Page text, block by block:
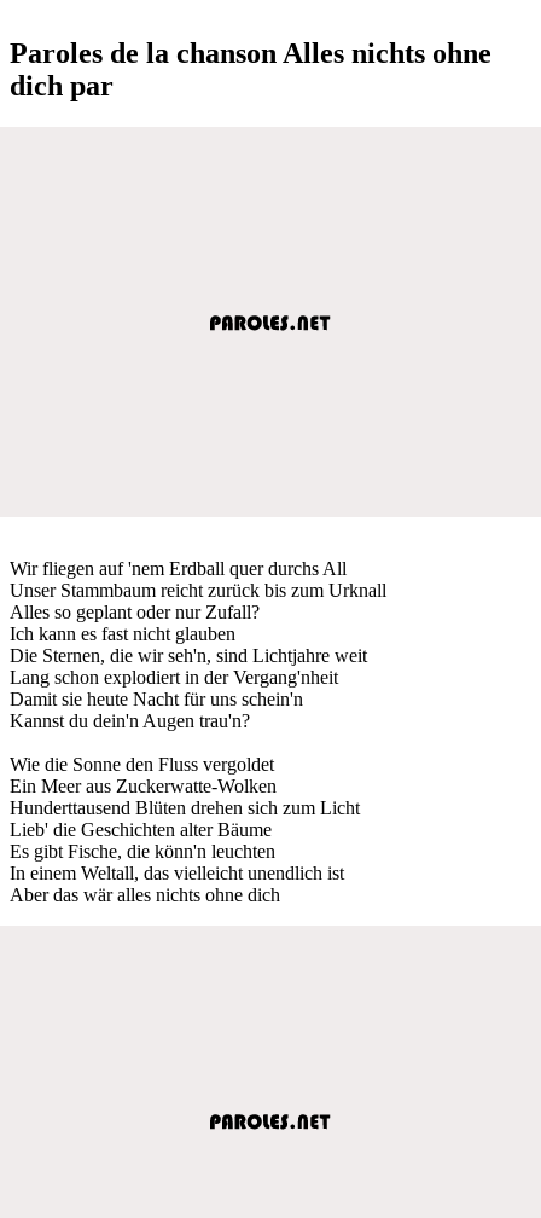
Paroles de la chanson Alles nichts ohne
dich par
Wir fliegen auf 'nem Erdball quer durchs All
Unser Stammbaum reicht zurück bis zum Urknall
Alles so geplant oder nur Zufall?
Ich kann es fast nicht glauben
Die Sternen, die wir seh'n, sind Lichtjahre weit
Lang schon explodiert in der Vergang'nheit
Damit sie heute Nacht für uns schein'n
Kannst du dein'n Augen trau'n?
Wie die Sonne den Fluss vergoldet
Ein Meer aus Zuckerwatte-Wolken
Hunderttausend Blüten drehen sich zum Licht
Lieb' die Geschichten alter Bäume
Es gibt Fische, die könn'n leuchten
In einem Weltall, das vielleicht unendlich ist
Aber das wär alles nichts ohne dich